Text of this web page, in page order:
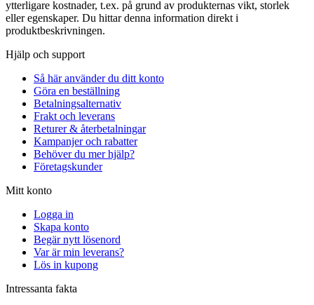
ytterligare kostnader, t.ex. på grund av produkternas vikt, storlek
eller egenskaper. Du hittar denna information direkt i
produktbeskrivningen.
Hjälp och support
Så här använder du ditt konto
Göra en beställning
Betalningsalternativ
Frakt och leverans
Returer & återbetalningar
Kampanjer och rabatter
Behöver du mer hjälp?
Företagskunder
Mitt konto
Logga in
Skapa konto
Begär nytt lösenord
Var är min leverans?
Lös in kupong
Intressanta fakta